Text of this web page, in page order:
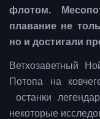
флотом.
плавание не
но и достигали
Ветхозаветный
Потопа на
останки
некоторые